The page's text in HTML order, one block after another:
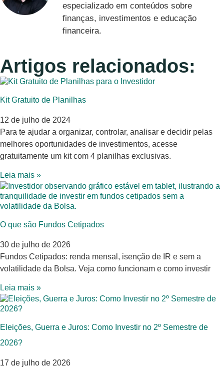
especializado em conteúdos sobre
finanças, investimentos e educação
financeira.
Artigos relacionados:
Kit Gratuito de Planilhas
12 de julho de 2024
Para te ajudar a organizar, controlar, analisar e decidir pelas
melhores oportunidades de investimentos, acesse
gratuitamente um kit com 4 planilhas exclusivas.
Leia mais »
O que são Fundos Cetipados
30 de julho de 2026
Fundos Cetipados: renda mensal, isenção de IR e sem a
volatilidade da Bolsa. Veja como funcionam e como investir
Leia mais »
Eleições, Guerra e Juros: Como Investir no 2º Semestre de
2026?
17 de julho de 2026